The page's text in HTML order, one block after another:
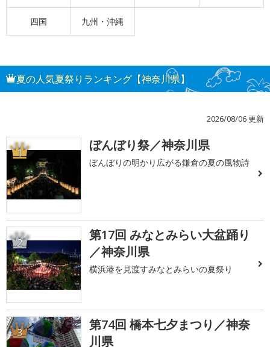
四国 九州・沖縄
夏の人気夏祭りランキング【神奈川県】
2026/08/06 更新
1 ぼんぼり祭／神奈川県
ぼんぼりの明かり広がる鎌倉の夏の風物詩
2
第17回 みなとみらい大盆踊り
／神奈川県
横浜港を見渡すみなとみらいの夏祭り
3
第74回 橋本七夕まつり／神奈
川県